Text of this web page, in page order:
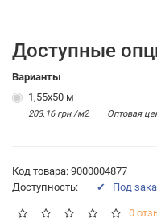
Доступные
Варианты
1,55х50 м
203.16 грн./м2 Оптовая
Код товара: 9000004877
Доступность:
✔ Под
0